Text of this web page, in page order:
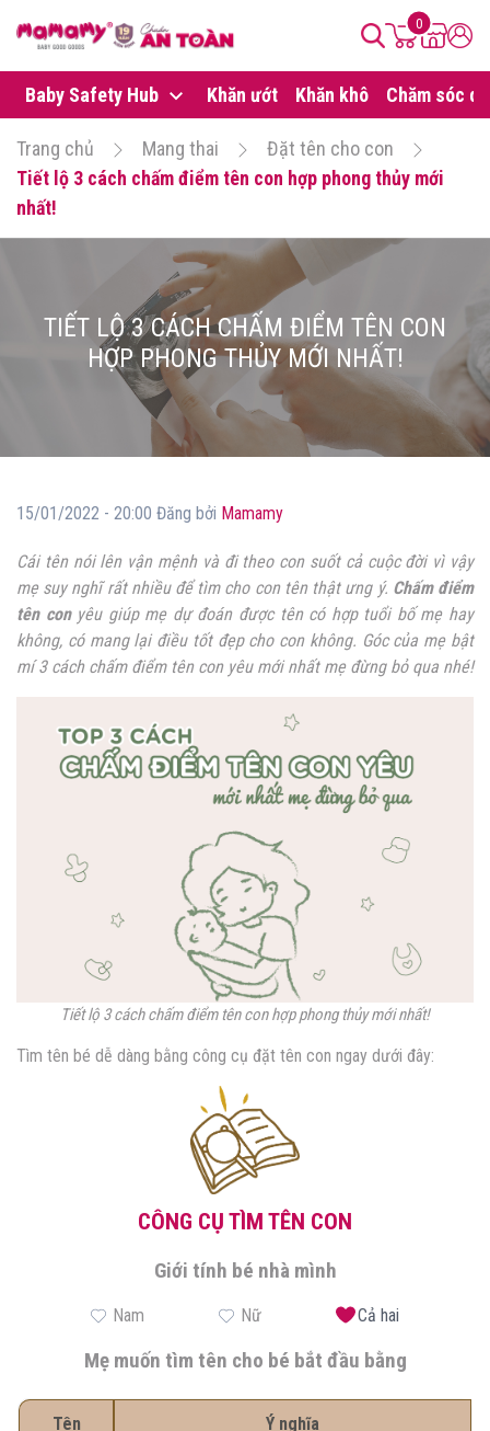
0
Baby Safety Hub Khăn ướt Khăn khô Chăm sóc da
Trang chủ Mang thai
Đặt tên cho con
Tiết lộ 3 cách chấm điểm tên con hợp phong thủy mới
nhất!
TIẾT LỘ 3 CÁCH CHẤM ĐIỂM TÊN CON
HỢP PHONG THỦY MỚI NHẤT!
15/01/2022 - 20:00 Đăng bởi Mamamy
Cái tên nói lên vận mệnh và đi theo con suốt cả cuộc đời vì vậy
mẹ suy nghĩ rất nhiều để tìm cho con tên thật ưng ý. Chấm điểm
tên conyêu giúp mẹ dự đoán được tên có hợp tuổi bố mẹ hay
không, có mang lại điều tốt đẹp cho con không. Góc của mẹ bật
mí 3 cách chấm điểm tên con yêu mới nhất mẹ đừng bỏ qua nhé!
Tiết lộ 3 cách chấm điểm tên con hợp phong thủy mới nhất!
Tìm tên bé dễ dàng bằng công cụ đặt tên con ngay dưới đây:
CÔNG CỤ TÌM TÊN CON
Giới tính bé nhà mình
Nam Nữ Cả hai
Mẹ muốn tìm tên cho bé bắt đầu bằng
Tên Ý nghĩa